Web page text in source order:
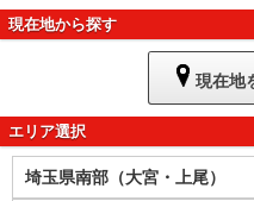
現在地から探す
現在地
エリア選択
埼玉県南部（大宮・上尾）